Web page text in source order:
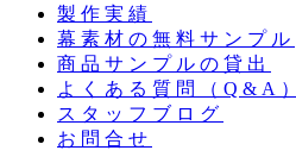
製作実績
幕素材の無料サンプル
商品サンプルの貸出
よくある質問（Q&A）
スタッフブログ
お問合せ